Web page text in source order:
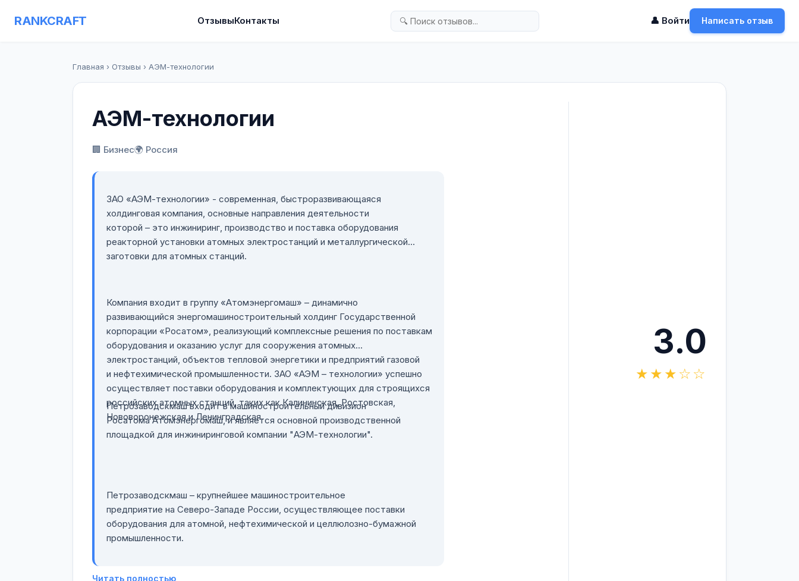
RANKCRAFT ОтзывыКонтакты 👤 Войти Написать отзыв
Главная › Отзывы › АЭМ-технологии
АЭМ-технологии
🏢 Бизнес🌍 Россия
ЗАО «АЭМ-технологии» - современная, быстроразвивающаяся
холдинговая компания, основные направления деятельности
которой – это инжиниринг, производство и поставка оборудования
реакторной установки атомных электростанций и металлургической
заготовки для атомных станций.
Компания входит в группу «Атомэнергомаш» – динамично
развивающийся энергомашиностроительный холдинг Государственной
корпорации «Росатом», реализующий комплексные решения по поставкам
оборудования и оказанию услуг для сооружения атомных
электростанций, объектов тепловой энергетики и предприятий газовой
и нефтехимической промышленности. ЗАО «АЭМ – технологии» успешно
осуществляет поставки оборудования и комплектующих для строящихся
российских атомных станций, таких как Калининская, Ростовская,
Нововоронежская и Ленинградская.
Петрозаводскмаш входит в машиностроительный дивизион
Росатома Атомэнергомаш, и является основной производственной
площадкой для инжиниринговой компании "АЭМ-технологии".
Петрозаводскмаш – крупнейшее машиностроительное
предприятие на Северо-Западе России, осуществляющее поставки
оборудования для атомной, нефтехимической и целлюлозно-бумажной
промышленности.
Читать полностью
3.0
★★★☆☆